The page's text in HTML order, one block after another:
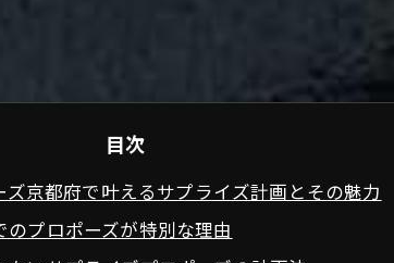
目次
ズ京都府で叶えるサプライズ計画とその魅力
のプロポーズが特別な理由